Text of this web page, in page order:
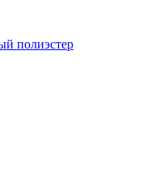
полиэстер